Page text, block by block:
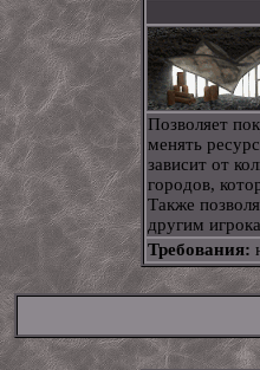
Позволяет
менять
зависит от
городов,
Также
другим
Требования: